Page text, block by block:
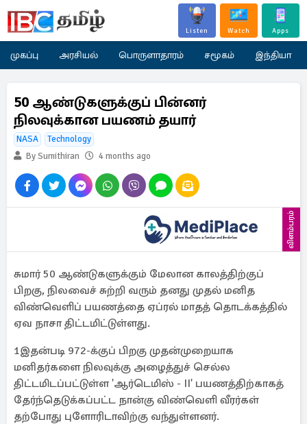
Listen Watch Apps
முகப்பு அரசியல் பொருளாதாரம் சமூகம் இந்தியா
50 ஆண்டுகளுக்குப் பின்னர்
நிலவுக்கான பயணம் தயார்
NASA
Technology
By Sumithiran
4 months ago
விளம்பரம்
சுமார் 50 ஆண்டுகளுக்கும் மேலான காலத்திற்குப்
பிறகு, நிலவைச் சுற்றி வரும் தனது முதல் மனித
விண்வெளிப் பயணத்தை ஏப்ரல் மாதத் தொடக்கத்தில்
ஏவ நாசா திட்டமிட்டுள்ளது.
1இதன்படி 972-க்குப் பிறகு முதன்முறையாக
மனிதர்களை நிலவுக்கு அழைத்துச் செல்ல
திட்டமிடப்பட்டுள்ள 'ஆர்டெமிஸ் - II' பயணத்திற்காகத்
தேர்ந்தெடுக்கப்பட்ட நான்கு விண்வெளி வீரர்கள்
தற்போது புளோரிடாவிற்கு வந்துள்ளனர்.